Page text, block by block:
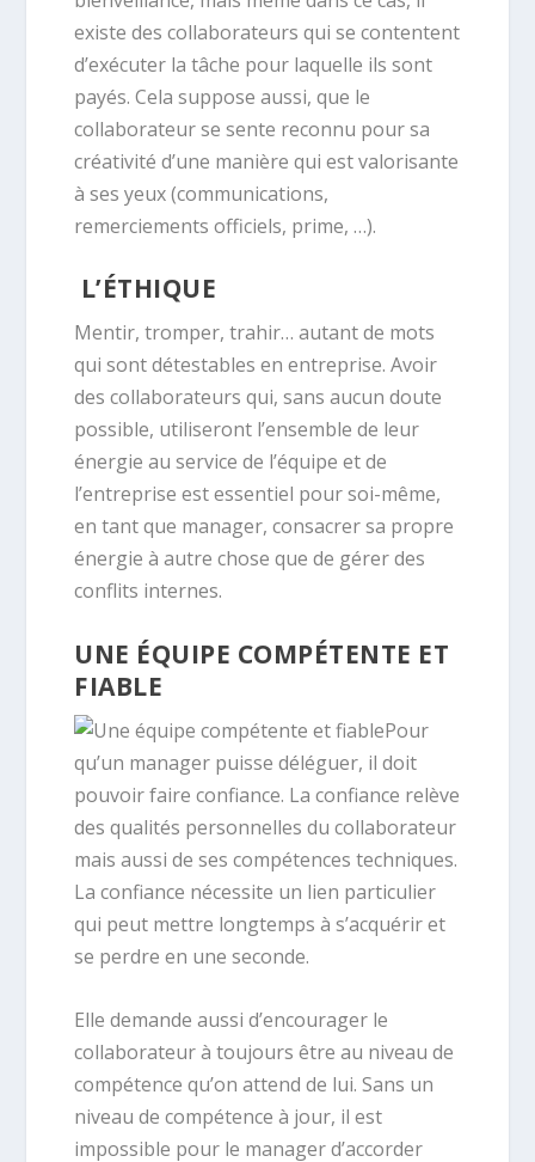
existe des collaborateurs qui se contentent
d’exécuter la tâche pour laquelle ils sont
payés. Cela suppose aussi, que le
collaborateur se sente reconnu pour sa
créativité d’une manière qui est valorisante
à ses yeux (communications,
remerciements officiels, prime, …).
L’ÉTHIQUE
Mentir, tromper, trahir… autant de mots
qui sont détestables en entreprise. Avoir
des collaborateurs qui, sans aucun doute
possible, utiliseront l’ensemble de leur
énergie au service de l’équipe et de
l’entreprise est essentiel pour soi-même,
en tant que manager, consacrer sa propre
énergie à autre chose que de gérer des
conflits internes.
UNE ÉQUIPE COMPÉTENTE ET
FIABLE
Pour
qu’un manager puisse déléguer, il doit
pouvoir faire confiance. La confiance relève
des qualités personnelles du collaborateur
mais aussi de ses compétences techniques.
La confiance nécessite un lien particulier
qui peut mettre longtemps à s’acquérir et
se perdre en une seconde.
Elle demande aussi d’encourager le
collaborateur à toujours être au niveau de
compétence qu’on attend de lui. Sans un
niveau de compétence à jour, il est
impossible pour le manager d’accorder